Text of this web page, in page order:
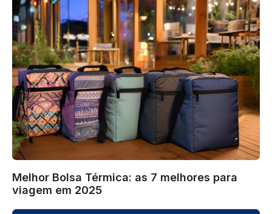
AS
MELHORES
PARA
VIAJAR
EM
2025
Melhor Bolsa Térmica: as 7 melhores para
viagem em 2025